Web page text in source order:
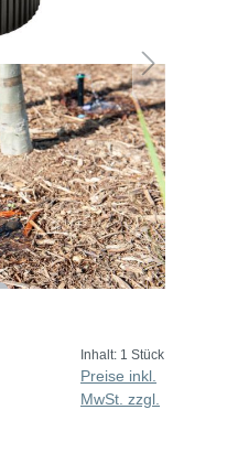
Inhalt: 1 Stück
Preise inkl.
MwSt. zzgl.